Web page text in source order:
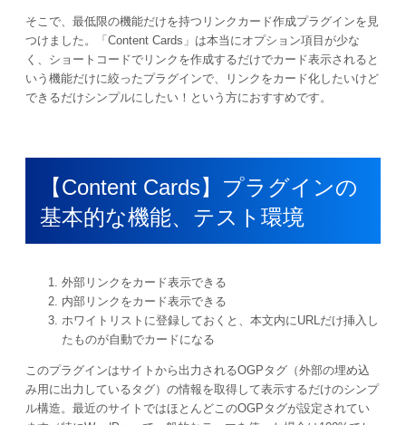
そこで、最低限の機能だけを持つリンクカード作成プラグインを見
つけました。「Content Cards」は本当にオプション項目が少な
く、ショートコードでリンクを作成するだけでカード表示されると
いう機能だけに絞ったプラグインで、リンクをカード化したいけど
できるだけシンプルにしたい！という方におすすめです。
【Content Cards】プラグインの
基本的な機能、テスト環境
外部リンクをカード表示できる
内部リンクをカード表示できる
ホワイトリストに登録しておくと、本文内にURLだけ挿入し
たものが自動でカードになる
このプラグインはサイトから出力されるOGPタグ（外部の埋め込
み用に出力しているタグ）の情報を取得して表示するだけのシンプ
ル構造。最近のサイトではほとんどこのOGPタグが設定されてい